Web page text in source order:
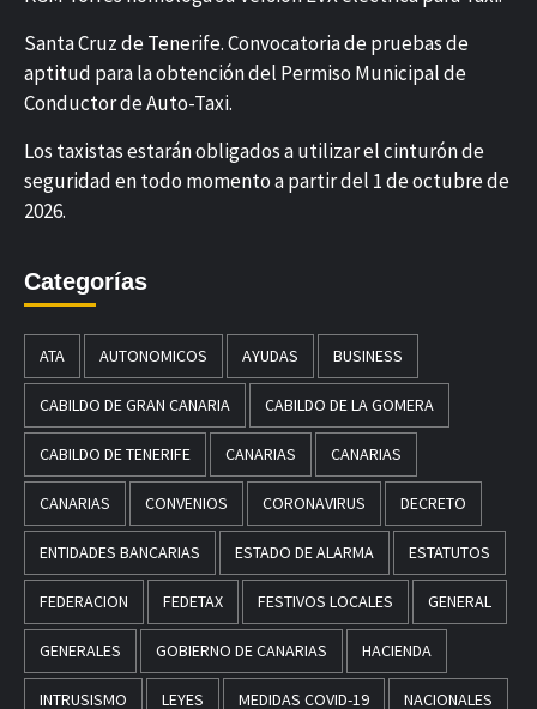
Santa Cruz de Tenerife. Convocatoria de pruebas de
aptitud para la obtención del Permiso Municipal de
Conductor de Auto-Taxi.
Los taxistas estarán obligados a utilizar el cinturón de
seguridad en todo momento a partir del 1 de octubre de
2026.
Categorías
ATA AUTONOMICOS AYUDAS BUSINESS
CABILDO DE GRAN CANARIA CABILDO DE LA GOMERA
CABILDO DE TENERIFE CANARIAS CANARIAS
CANARIAS CONVENIOS CORONAVIRUS DECRETO
ENTIDADES BANCARIAS ESTADO DE ALARMA ESTATUTOS
FEDERACION FEDETAX FESTIVOS LOCALES GENERAL
GENERALES GOBIERNO DE CANARIAS HACIENDA
INTRUSISMO LEYES MEDIDAS COVID-19 NACIONALES